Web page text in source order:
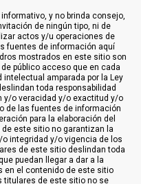
y no brinda consejo,
de ningún tipo, ni de
actos y/u operaciones de
fuentes de información aquí
mostrados en este sitio son
público acceso que en cada
amparada por la Ley
toda responsabilidad
y/o veracidad y/o exactitud y/o
de las fuentes de información
para la elaboración del
este sitio no garantizan la
integridad y/o vigencia de los
de este sitio deslindan toda
puedan llegar a dar a la
en el contenido de este sitio
titulares de este sitio no se